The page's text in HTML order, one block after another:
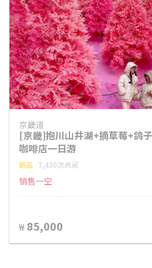
京畿道
[京畿]抱川山井湖+摘草莓+鸽
咖啡店一日游
新品 7,430次点阅
销售一空
₩ 85,000